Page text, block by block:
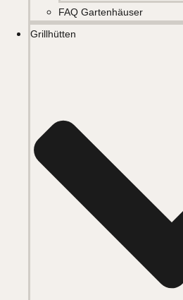
FAQ Gartenhäuser
Grillhütten